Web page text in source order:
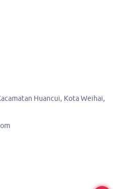
Huancui, Kota Weihai,